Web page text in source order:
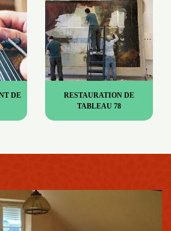
DE
RESTAURATION DE
TABLEAU 78